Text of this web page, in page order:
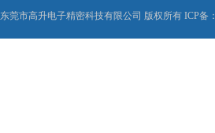
东莞市高升电子精密科技有限公司 版权所有 ICP备：